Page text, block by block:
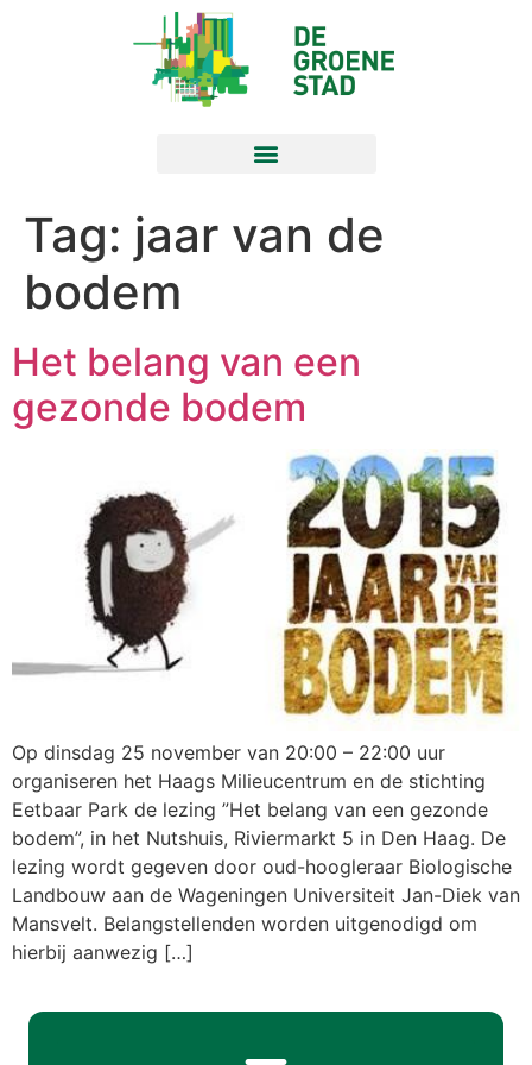
Tag: jaar van de
bodem
Het belang van een
gezonde bodem
Op dinsdag 25 november van 20:00 – 22:00 uur
organiseren het Haags Milieucentrum en de stichting
Eetbaar Park de lezing ”Het belang van een gezonde
bodem”, in het Nutshuis, Riviermarkt 5 in Den Haag. De
lezing wordt gegeven door oud-hoogleraar Biologische
Landbouw aan de Wageningen Universiteit Jan-Diek van
Mansvelt. Belangstellenden worden uitgenodigd om
hierbij aanwezig […]